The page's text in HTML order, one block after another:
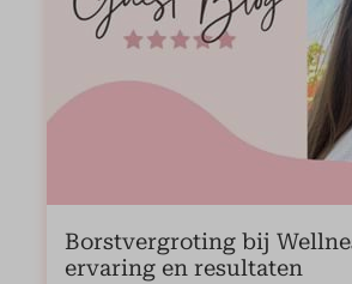
Borstvergroting bij
ervaring en resultaten